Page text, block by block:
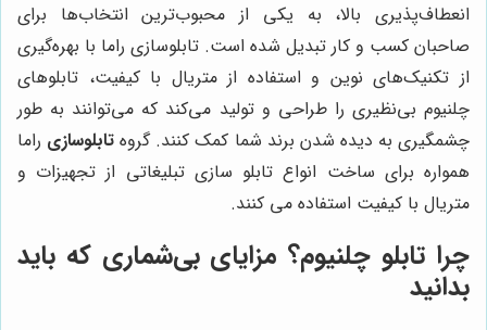
انعطاف‌پذیری بالا، به یکی از محبوب‌ترین انتخاب‌ها برای
صاحبان کسب و کار تبدیل شده است. تابلوسازی راما با بهره‌گیری
از تکنیک‌های نوین و استفاده از متریال با کیفیت، تابلوهای
چلنیوم بی‌نظیری را طراحی و تولید می‌کند که می‌توانند به طور
چشمگیری به دیده شدن برند شما کمک کنند. گروه تابلوسازی راما
همواره برای ساخت انواع تابلو سازی تبلیغاتی از تجهیزات و
متریال با کیفیت استفاده می ‌کنند.
چرا تابلو چلنیوم؟ مزایای بی‌شماری که باید
بدانید